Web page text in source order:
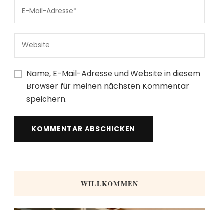
Name, E-Mail-Adresse und Website in diesem
Browser für meinen nächsten Kommentar
speichern.
WILLKOMMEN